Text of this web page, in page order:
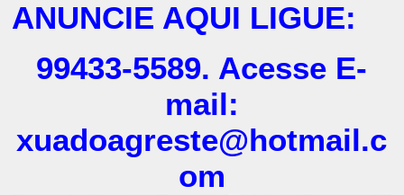
ANUNCIE AQUI LIGUE:
99433-5589. Acesse E-
mail:
xuadoagreste@hotmail.c
om